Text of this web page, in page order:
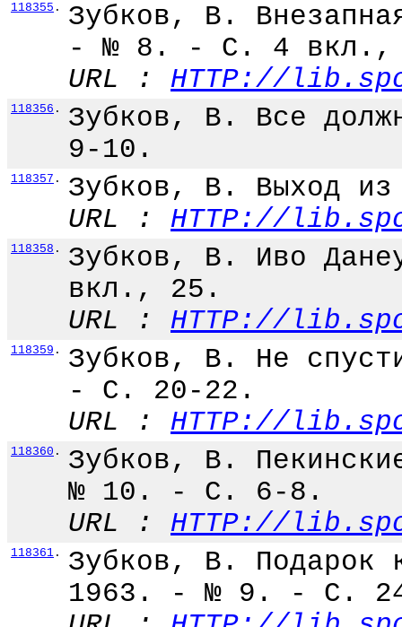
118355 .
Зубков, В.
- № 8. - С. 4 вкл.,
URL : HTTP://
118356 .
Зубков, В. Все
9-10.
118357 .
Зубков, В. Выход
URL : HTTP://
118358 .
Зубков, В. Иво
вкл., 25.
URL : HTTP://
118359 .
Зубков, В. Не
- С. 20-22.
URL : HTTP://
118360 .
Зубков, В.
№ 10. - С. 6-8.
URL : HTTP://
118361 .
Зубков, В.
1963. - № 9. - С.